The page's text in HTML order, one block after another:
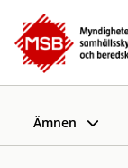
Ämnen